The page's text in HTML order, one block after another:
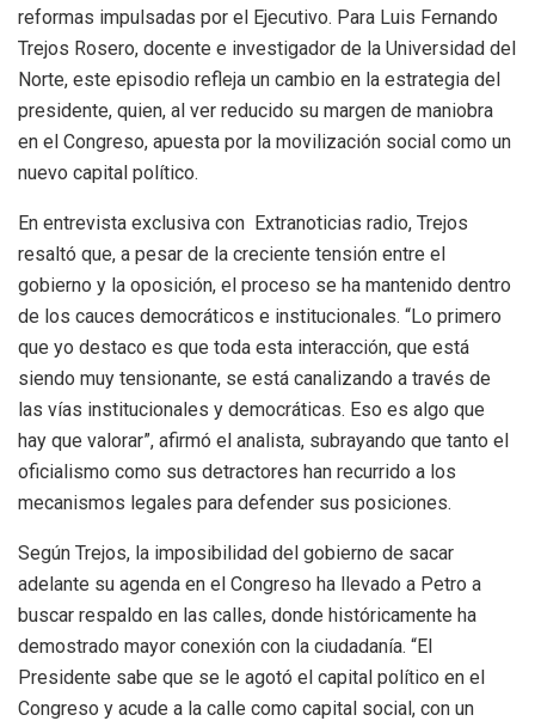
reformas impulsadas por el Ejecutivo. Para Luis Fernando
Trejos Rosero, docente e investigador de la Universidad del
Norte, este episodio refleja un cambio en la estrategia del
presidente, quien, al ver reducido su margen de maniobra
en el Congreso, apuesta por la movilización social como un
nuevo capital político.
En entrevista exclusiva con Extranoticias radio, Trejos
resaltó que, a pesar de la creciente tensión entre el
gobierno y la oposición, el proceso se ha mantenido dentro
de los cauces democráticos e institucionales. “Lo primero
que yo destaco es que toda esta interacción, que está
siendo muy tensionante, se está canalizando a través de
las vías institucionales y democráticas. Eso es algo que
hay que valorar”, afirmó el analista, subrayando que tanto el
oficialismo como sus detractores han recurrido a los
mecanismos legales para defender sus posiciones.
Según Trejos, la imposibilidad del gobierno de sacar
adelante su agenda en el Congreso ha llevado a Petro a
buscar respaldo en las calles, donde históricamente ha
demostrado mayor conexión con la ciudadanía. “El
Presidente sabe que se le agotó el capital político en el
Congreso y acude a la calle como capital social, con un